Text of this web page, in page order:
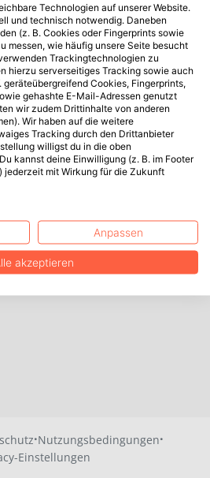
·Nutzungsbedingungen·
Einstellungen
Technologien auf unserer Website.
und technisch notwendig. Daneben
(z. B. Cookies oder Fingerprints sowie
messen, wie häufig unsere Seite besucht
Trackingtechnologien zu
hierzu serverseitiges Tracking sowie auch
Cookies, Fingerprints,
gehashte E-Mail-Adressen genutzt
wir zudem Drittinhalte von anderen
Wir haben auf die weitere
Tracking durch den Drittanbieter
willigst du in die oben
kannst deine Einwilligung (z. B. im Footer
jederzeit mit Wirkung für die Zukunft
Anpassen
akzeptieren